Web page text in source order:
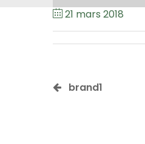
21 mars 2018
brand1